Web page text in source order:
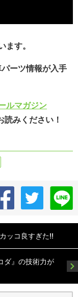
す。
ーツ情報が入手
ルマガジン
読みください！
ッコ良すぎた!!
ダ』の技術力が